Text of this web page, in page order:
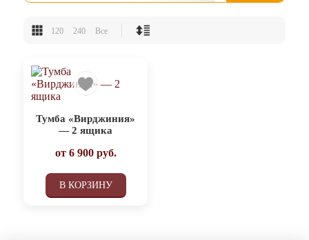
120 240 Все
Тумба «Вирджиния»
— 2 ящика
от 6 900руб.
В КОРЗИНУ